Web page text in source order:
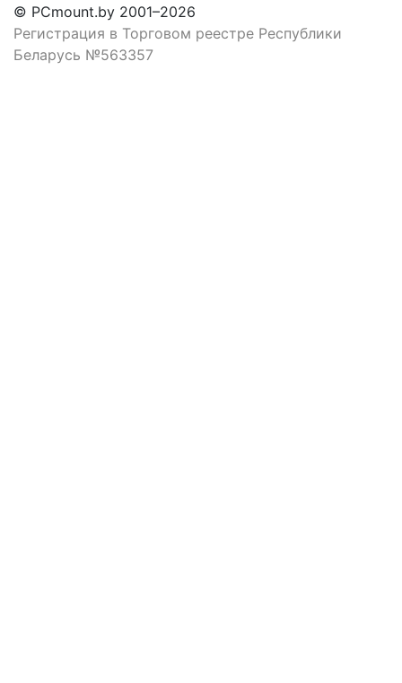
© PCmount.by 2001–2026
Регистрация в Торговом реестре Республики
Беларусь №563357